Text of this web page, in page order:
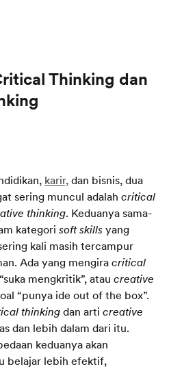
Thinking dan
karir,dan bisnis, dua
sering muncul adalah critical
thinking. Keduanya sama-
kategori soft skillsyang
kali masih tercampur
Ada yang mengiracritical
mengkritik”, atau creative
“punya ide out of the box”.
thinkingdan arti creative
dan lebih dalam dari itu.
keduanya akan
belajar lebih efektif,